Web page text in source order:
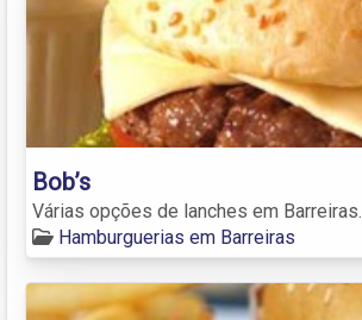
Bob’s
Várias opções de lanches em Barreiras.
Hamburguerias em Barreiras